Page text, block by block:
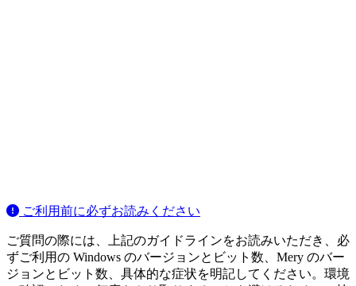
ご利用前に必ずお読みください
ご質問の際には、上記のガイドラインをお読みいただき、必
ずご利用の Windows のバージョンとビット数、Mery のバー
ジョンとビット数、具体的な症状を明記してください。環境